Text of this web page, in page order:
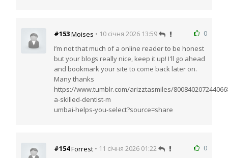
0
#153Moises • 10 січня 2026 13:59
I’m not that much of a online reader to be honest
but your blogs really nice, keep it up! I'll go ahead
and bookmark your site to come back later on.
Many thanks
https://www.tumblr.com/arizztasmiles/
a-skilled-dentist-m
umbai-helps-you-select?source=share
0
#154Forrest • 11 січня 2026 01:22